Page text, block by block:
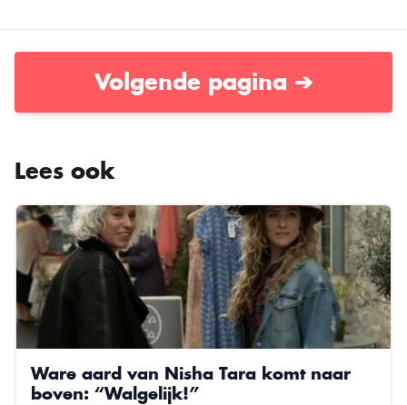
Volgende pagina ➔
Lees ook
Ware aard van Nisha Tara komt naar
boven: “Walgelijk!”